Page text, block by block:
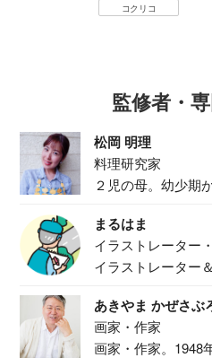
コクリコ
監修者・
松岡 明理
料理研究家
２児の母。幼少期
まるはま
イラストレーター
イラストレーター
あきやま かぜさぶ
画家・作家
画家・作家。1948